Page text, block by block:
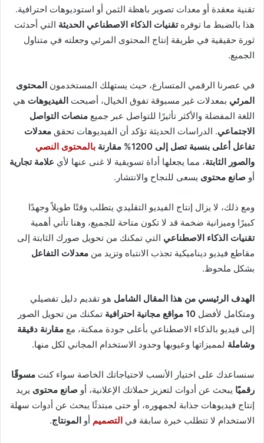
تقنية معقدة أو معدات تصوير باهظة الثمن أو استوديوهات احترافية.
هذا بالضبط ما توفرهتقنيات الذكاء الاصطناعي الحديثة التي أحدثت
ثورة حقيقية في طريقة إنتاج المحتوى المرئي وجعلته في متناول
الجميع.
في عصرنا الرقمي المتسارع، حيث يستهلك المستخدمون المحتوى
المرئي بمعدلات غير مسبوقة تفوق الخيال، أصبحت الفيديوهات هي
اللغة المفضلة والأكثر تأثيرًا للتواصل عبر جميع منصات التواصل
الاجتماعي. الدراسات الحديثة تؤكد أن الفيديوهات تحقق معدلات
تفاعل أعلى بنسبة تصل إلى 1200% مقارنة
بالمحتوى النصي
والصور الثابتة، مما يجعلها أداة تسويقية لا غنى عنها لأي علامة تجارية
أو صانع محتوى يسعى للنجاح والانتشار.
ومع ذلك، لا يزال إنتاج الفيديو التقليدي يتطلب وقتًا طويلاً وجهدًا
كبيرًا وميزانية ضخمة قد لا تكون متاحة للجميع، وهنا تأتي أهمية
تقنيات الذكاء الاصطناعي التي تمكنك من تحويل صورك الثابتة إلى
مقاطع فيديو ديناميكية تجذب الانتباه وتزيد من معدلات التفاعل
بشكل ملحوظ.
الهدف الرئيسي من هذا المقال الشامل هو تقديم دليل تفصيلي
ومتكامل لأفضل 10 مواقع مجانية احترافية
تمكنك من تحويل الصور
إلى فيديو بالذكاء الاصطناعي بأعلى جودة ممكنة، مع مقارنة دقيقة
وشاملة لمميزاتها وعيوبها وحدود الاستخدام المجاني لكل منها.
سنساعدك على اختيار الأنسب لاحتياجاتك الخاصة سواء كنت مسوقًا
رقميًا يبحث عن أدوات لتعزيز حملاتك الإعلانية، أو صانع محتوى يريد
إنتاج فيديوهات جذابة لجمهوره، أو حتى مبتدئًا يبحث عن أدوات سهلة
الاستخدام لا تتطلب خبرة سابقة في التصميم أو المونتاج.